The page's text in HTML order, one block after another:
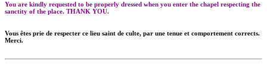
You are kindly requested to be properly dressed when you enter the chapel respecting the
sanctity of the place. THANK YOU.
Vous êtes prie de respecter ce lieu saint de culte, par une tenue et comportement corrects.
Merci.